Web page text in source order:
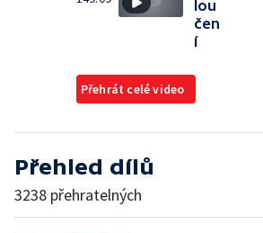
lou
čen
í
Přehrát celé video
Přehled dílů
3238 přehratelných